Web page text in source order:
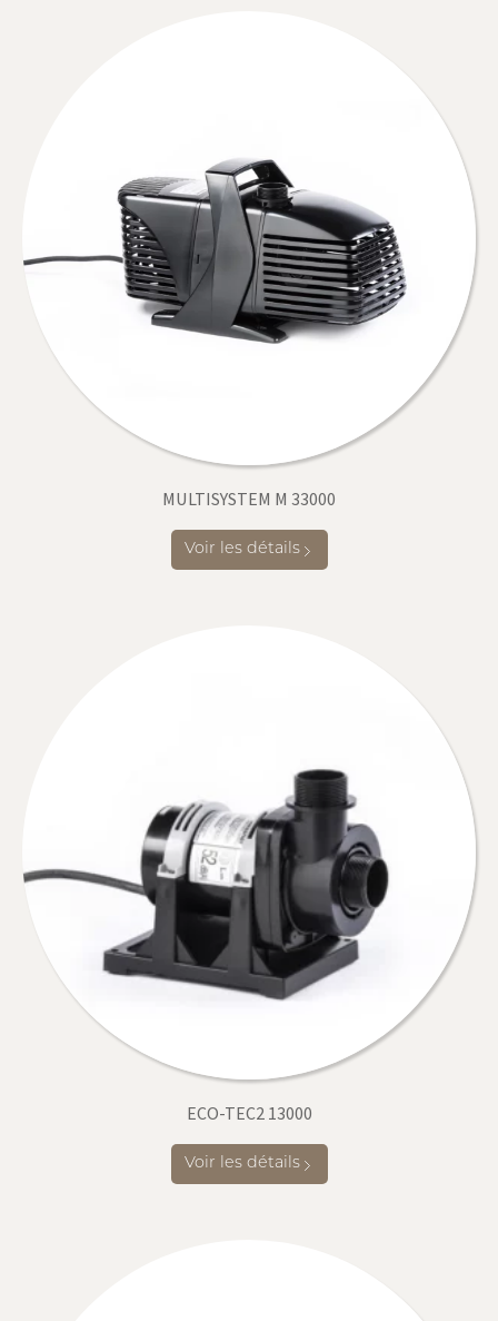
MULTISYSTEM M 33000
Voir les détails
ECO-TEC2 13000
Voir les détails